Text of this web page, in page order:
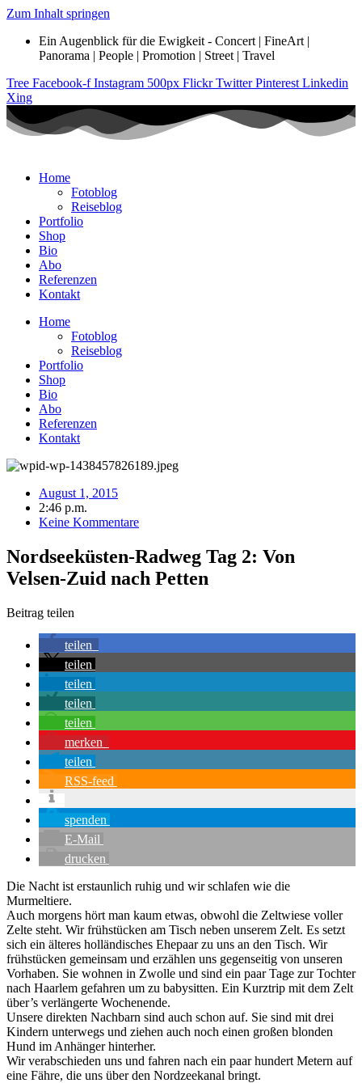
Zum Inhalt springen
Ein Augenblick für die Ewigkeit - Concert | FineArt |
Panorama | People | Promotion | Street | Travel
Tree Facebook-f Instagram 500px Flickr Twitter Pinterest Linkedin
Xing
Home
Fotoblog
Reiseblog
Portfolio
Shop
Bio
Abo
Referenzen
Kontakt
Home
Fotoblog
Reiseblog
Portfolio
Shop
Bio
Abo
Referenzen
Kontakt
August 1, 2015
2:46 p.m.
Keine Kommentare
Nordseeküsten-Radweg Tag 2: Von
Velsen-Zuid nach Petten
Beitrag teilen
teilen
teilen
teilen
teilen
teilen
merken
teilen
RSS-feed
spenden
E-Mail
drucken
Die Nacht ist erstaunlich ruhig und wir schlafen wie die
Murmeltiere.
Auch morgens hört man kaum etwas, obwohl die Zeltwiese voller
Zelte steht. Wir frühstücken am Tisch neben unserem Zelt. Es setzt
sich ein älteres holländisches Ehepaar zu uns an den Tisch. Wir
frühstücken gemeinsam und erzählen uns gegenseitig von unseren
Vorhaben. Sie wohnen in Zwolle und sind ein paar Tage zur Tochter
nach Haarlem gefahren um zu babysitten. Ein Kurztrip mit dem Zelt
über’s verlängerte Wochenende.
Unsere direkten Nachbarn sind auch schon auf. Sie sind mit drei
Kindern unterwegs und ziehen auch noch einen großen blonden
Hund im Anhänger hinterher.
Wir verabschieden uns und fahren nach ein paar hundert Metern auf
eine Fähre, die uns über den Nordzeekanal bringt.